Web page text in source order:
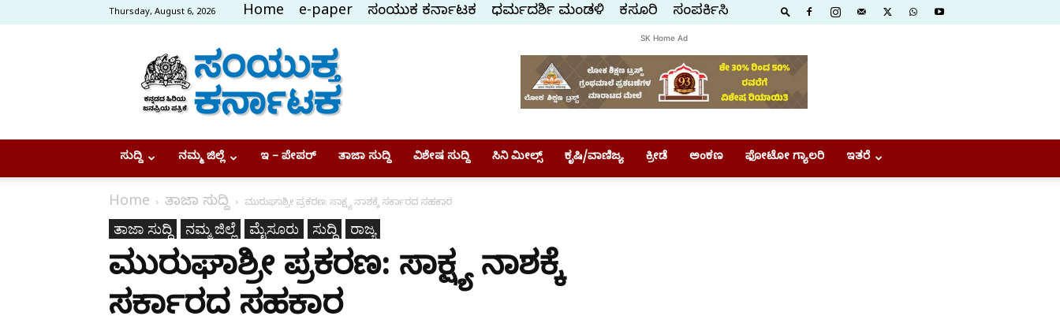
Thursday, August 6, 2026 Home e-paper ಸಂಯುಕ್ತ ಕರ್ನಾಟಕ ಧರ್ಮದರ್ಶಿ ಮಂಡಳಿ ಕಸ್ತೂರಿ ಸಂಪರ್ಕಿಸಿ
Samyukta
Karnataka
SK Home Ad
ಸುದ್ದಿ ನಮ್ಮ ಜಿಲ್ಲೆ ಇ – ಪೇಪರ್ ತಾಜಾ ಸುದ್ದಿ ವಿಶೇಷ ಸುದ್ದಿ ಸಿನಿ ಮೀಲ್ಸ್ ಕೃಷಿ/ವಾಣಿಜ್ಯ ಕ್ರೀಡೆ ಅಂಕಣ ಫೋಟೋ ಗ್ಯಾಲರಿ ಇತರೆ
Home ತಾಜಾ ಸುದ್ದಿ ಮುರುಘಾಶ್ರೀ ಪ್ರಕರಣ: ಸಾಕ್ಷ್ಯ ನಾಶಕ್ಕೆ ಸರ್ಕಾರದ ಸಹಕಾರ
ತಾಜಾ ಸುದ್ದಿ ನಮ್ಮ ಜಿಲ್ಲೆ ಮೈಸೂರು ಸುದ್ದಿ ರಾಜ್ಯ
ಮುರುಘಾಶ್ರೀ ಪ್ರಕರಣ: ಸಾಕ್ಷ್ಯ ನಾಶಕ್ಕೆ
ಸರ್ಕಾರದ ಸಹಕಾರ